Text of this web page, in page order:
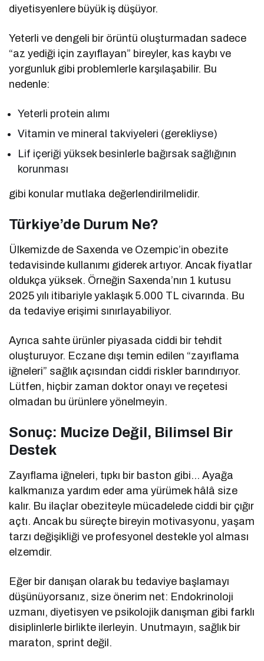
diyetisyenlere büyük iş düşüyor.
Yeterli ve dengeli bir örüntü oluşturmadan sadece
“az yediği için zayıflayan” bireyler, kas kaybı ve
yorgunluk gibi problemlerle karşılaşabilir. Bu
nedenle:
Yeterli protein alımı
Vitamin ve mineral takviyeleri (gerekliyse)
Lif içeriği yüksek besinlerle bağırsak sağlığının
korunması
gibi konular mutlaka değerlendirilmelidir.
Türkiye’de Durum Ne?
Ülkemizde de Saxenda ve Ozempic’in obezite
tedavisinde kullanımı giderek artıyor. Ancak fiyatlar
oldukça yüksek. Örneğin Saxenda’nın 1 kutusu
2025 yılı itibariyle yaklaşık 5.000 TL civarında. Bu
da tedaviye erişimi sınırlayabiliyor.
Ayrıca sahte ürünler piyasada ciddi bir tehdit
oluşturuyor. Eczane dışı temin edilen “zayıflama
iğneleri” sağlık açısından ciddi riskler barındırıyor.
Lütfen, hiçbir zaman doktor onayı ve reçetesi
olmadan bu ürünlere yönelmeyin.
Sonuç: Mucize Değil, Bilimsel Bir
Destek
Zayıflama iğneleri, tıpkı bir baston gibi… Ayağa
kalkmanıza yardım eder ama yürümek hâlâ size
kalır. Bu ilaçlar obeziteyle mücadelede ciddi bir çığır
açtı. Ancak bu süreçte bireyin motivasyonu, yaşam
tarzı değişikliği ve profesyonel destekle yol alması
elzemdir.
Eğer bir danışan olarak bu tedaviye başlamayı
düşünüyorsanız, size önerim net: Endokrinoloji
uzmanı, diyetisyen ve psikolojik danışman gibi farklı
disiplinlerle birlikte ilerleyin. Unutmayın, sağlık bir
maraton, sprint değil.